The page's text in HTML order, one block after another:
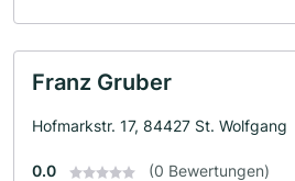
Franz Gruber
Hofmarkstr. 17, 84427 St. Wolfgang
0.0 (0 Bewertungen)